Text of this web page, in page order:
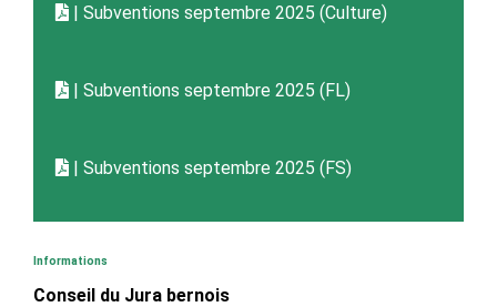
| Subventions septembre 2025 (Culture)
| Subventions septembre 2025 (FL)
| Subventions septembre 2025 (FS)
Informations
Conseil du Jura bernois